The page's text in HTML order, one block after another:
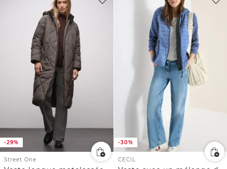
-29%
Street One
-30%
CECIL